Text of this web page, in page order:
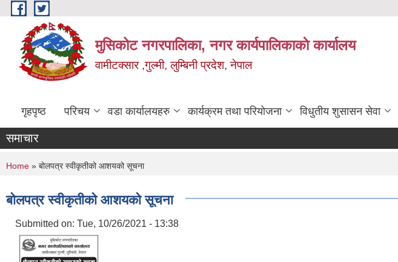
Skip to main content
मुसिकोट नगरपालिका, नगर कार्यपालिकाकाे कार्यालय
वामीटक्सार ,गुल्मी, लुम्बिनी प्रदेश, नेपाल
गृहपृष्ठ परिचय वडा कार्यालयहरु कार्यक्रम तथा परियोजना विधुतीय शुसासन सेवा
समाचार
You are here
Home » बोलपत्र स्वीकृतीको आशयको सूचना
बोलपत्र स्वीकृतीको आशयको सूचना
Submitted on: Tue, 10/26/2021 - 13:38